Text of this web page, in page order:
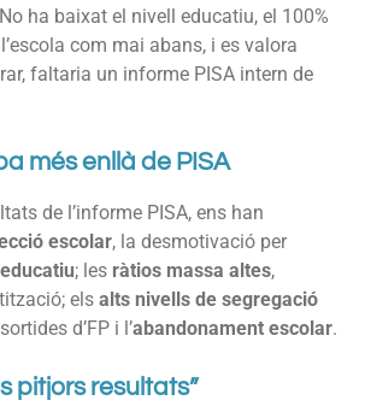
ha baixat el nivell educatiu, el 100%
com mai abans, i es valora
faltaria un informe PISA intern de
més enllà de PISA
de l’informe PISA, ens han
escolar, la desmotivació per
; les ràtios massa altes,
els alts nivells de segregació
d’FP i l’abandonament escolar.
pitjors resultats”